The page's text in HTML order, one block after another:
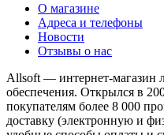
О магазине
Адреса и телефоны
Новости
Отзывы о нас
Allsoft — интернет-магазин
обеспечения. Открылся в
покупателям более 8 000
доставку (электронную и